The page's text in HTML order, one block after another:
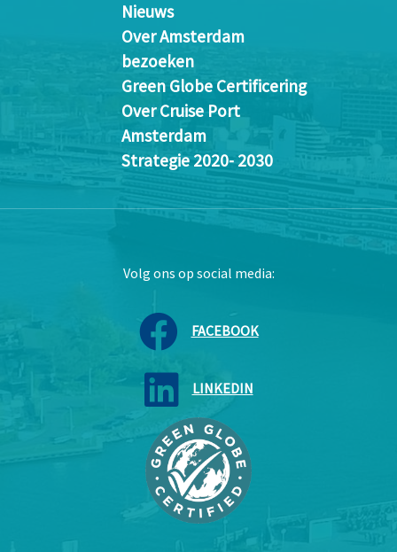
Nieuws
Over Amsterdam
bezoeken
Green Globe Certificering
Over Cruise Port
Amsterdam
Strategie 2020- 2030
Volg ons op social media:
FACEBOOK
LINKEDIN